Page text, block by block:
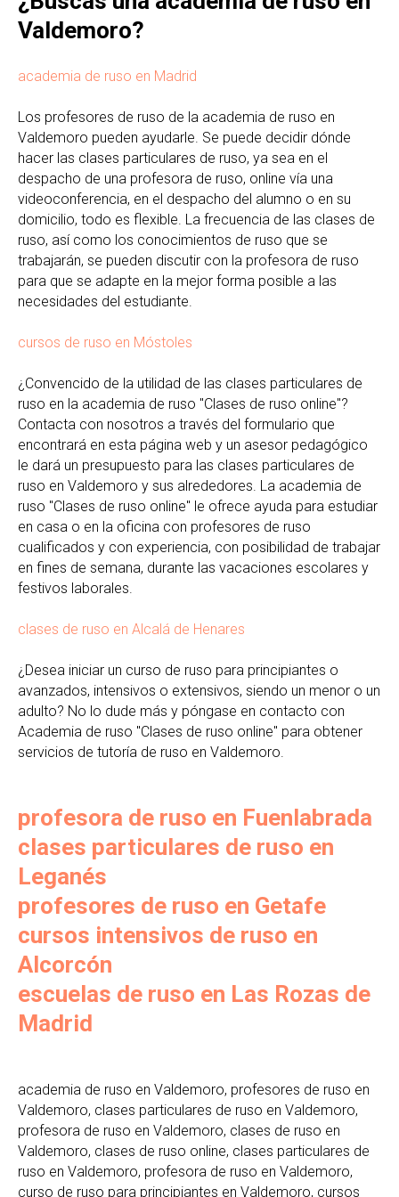
Valdemoro?
academia de ruso en Madrid
Los profesores de ruso de la academia de ruso en
Valdemoro pueden ayudarle. Se puede decidir dónde
hacer las clases particulares de ruso, ya sea en el
despacho de una profesora de ruso, online vía una
videoconferencia, en el despacho del alumno o en su
domicilio, todo es flexible. La frecuencia de las clases de
ruso, así como los conocimientos de ruso que se
trabajarán, se pueden discutir con la profesora de ruso
para que se adapte en la mejor forma posible a las
necesidades del estudiante.
cursos de ruso en Móstoles
¿Convencido de la utilidad de las clases particulares de
ruso en la academia de ruso "Clases de ruso online"?
Contacta con nosotros a través del formulario que
encontrará en esta página web y un asesor pedagógico
le dará un presupuesto para las clases particulares de
ruso en Valdemoro y sus alrededores. La academia de
ruso "Clases de ruso online" le ofrece ayuda para estudiar
en casa o en la oficina con profesores de ruso
cualificados y con experiencia, con posibilidad de trabajar
en fines de semana, durante las vacaciones escolares y
festivos laborales.
clases de ruso en Alcalá de Henares
¿Desea iniciar un curso de ruso para principiantes o
avanzados, intensivos o extensivos, siendo un menor o un
adulto? No lo dude más y póngase en contacto con
Academia de ruso "Clases de ruso online" para obtener
servicios de tutoría de ruso en Valdemoro.
profesora de ruso en Fuenlabrada
clases particulares de ruso en
Leganés
profesores de ruso en Getafe
cursos intensivos de ruso en
Alcorcón
escuelas de ruso en Las Rozas de
Madrid
academia de ruso en Valdemoro, profesores de ruso en
Valdemoro, clases particulares de ruso en Valdemoro,
profesora de ruso en Valdemoro, clases de ruso en
Valdemoro, clases de ruso online, clases particulares de
ruso en Valdemoro, profesora de ruso en Valdemoro,
curso de ruso para principiantes en Valdemoro, cursos